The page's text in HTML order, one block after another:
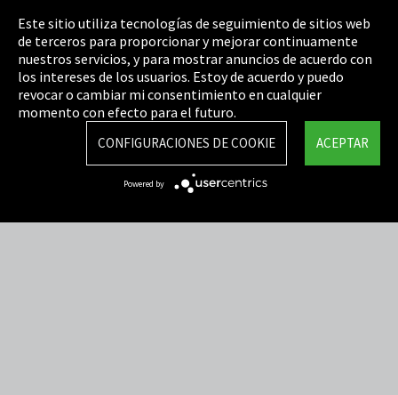
Pie de imprenta
Política de privacidad
Cookie Settings
Términos y Condiciones
Mapa del sitio
Integrity Line
Este sitio utiliza tecnologías de seguimiento de sitios web
de terceros para proporcionar y mejorar continuamente
nuestros servicios, y para mostrar anuncios de acuerdo con
los intereses de los usuarios. Estoy de acuerdo y puedo
revocar o cambiar mi consentimiento en cualquier
momento con efecto para el futuro.
ACEPTAR
CONFIGURACIONES DE COOKIE
Powered by